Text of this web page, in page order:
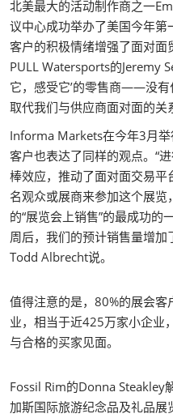
北美最大的活动制作商之一
议中心成功举办了美国今年第
客户的积极情绪增强了面对面
PULL Watersports的Jeremy
它，感受它’的零售商——没
取代我们与供应商面对面的关
Informa Markets在今年3月
客户也表达了同样的观点。“
棒效应，推动了面对面交易平
名观众或展商来参加这个展
的“展览会上销售”的最成功的
周后，我们的预计销售量增加
Todd Albrecht说。
值得注意的是，80%的展会
业，相当于近425万家小企业
与合格的买家见面。
Fossil Rim的Donna Steakley
加斯国际旅游纪念品及礼品